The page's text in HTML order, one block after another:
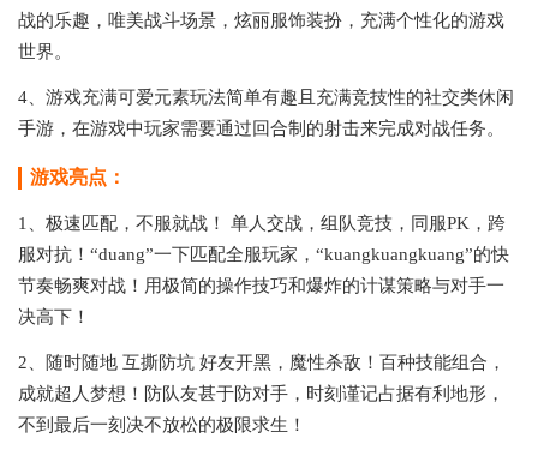
战的乐趣，唯美战斗场景，炫丽服饰装扮，充满个性化的游戏
世界。
4、游戏充满可爱元素玩法简单有趣且充满竞技性的社交类休闲
手游，在游戏中玩家需要通过回合制的射击来完成对战任务。
游戏亮点：
1、极速匹配，不服就战！ 单人交战，组队竞技，同服PK，跨
服对抗！“duang”一下匹配全服玩家，“kuangkuangkuang”的快
节奏畅爽对战！用极简的操作技巧和爆炸的计谋策略与对手一
决高下！
2、随时随地 互撕防坑 好友开黑，魔性杀敌！百种技能组合，
成就超人梦想！防队友甚于防对手，时刻谨记占据有利地形，
不到最后一刻决不放松的极限求生！